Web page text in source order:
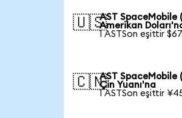
🇺🇸AST SpaceMobile
Amerikan
1 ASTSon eşittir
🇨🇳AST SpaceMobile
Çin Yuanı'na
1 ASTSon eşittir